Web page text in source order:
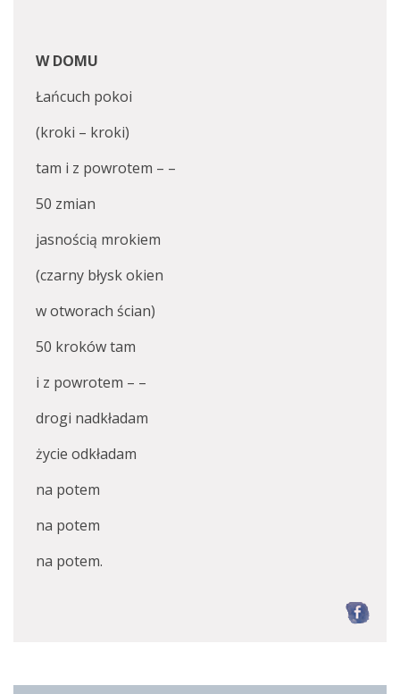
W DOMU
Łańcuch pokoi
(kroki – kroki)
tam i z powrotem – –
50 zmian
jasnością mrokiem
(czarny błysk okien
w otworach ścian)
50 kroków tam
i z powrotem – –
drogi nadkładam
życie odkładam
na potem
na potem
na potem.